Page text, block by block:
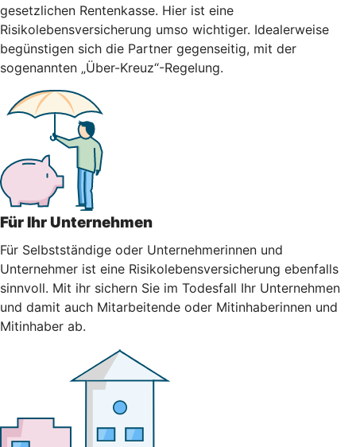
gesetzlichen Rentenkasse. Hier ist eine
Risikolebensversicherung umso wichtiger. Idealerweise
begünstigen sich die Partner gegenseitig, mit der
sogenannten „Über-Kreuz“-Regelung.
Für Ihr Unternehmen
Für Selbstständige oder Unternehmerinnen und
Unternehmer ist eine Risikolebensversicherung ebenfalls
sinnvoll. Mit ihr sichern Sie im Todesfall Ihr Unternehmen
und damit auch Mitarbeitende oder Mitinhaberinnen und
Mitinhaber ab.